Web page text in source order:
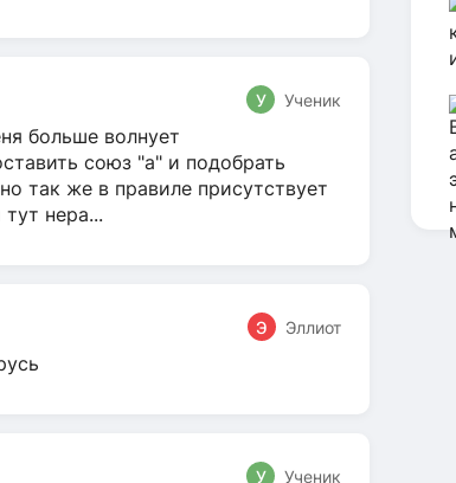
У Ученик
больше волнует
союз "а" и подобрать
так же в правиле присутствует
нера...
Э Эллиот
У Ученик